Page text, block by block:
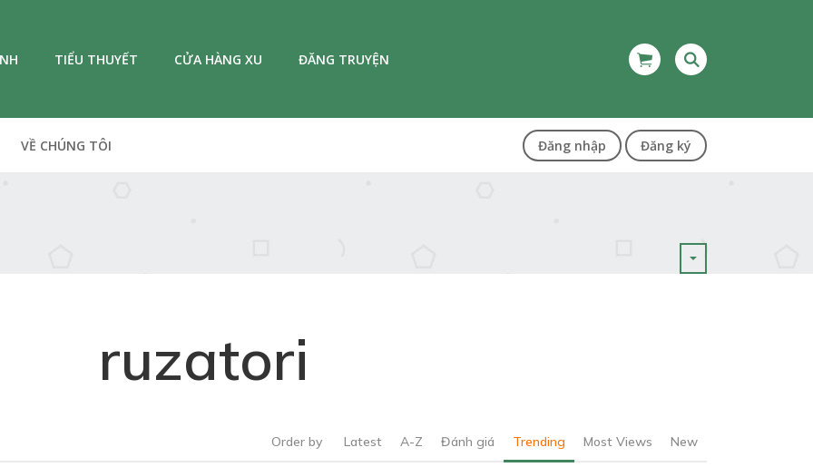
TIỂU THUYẾT CỬA HÀNG XU ĐĂNG TRUYỆN
VỀ CHÚNG TÔI Đăng nhập Đăng ký
ruzatori
Order by Latest A-Z Đánh giá Trending Most Views New